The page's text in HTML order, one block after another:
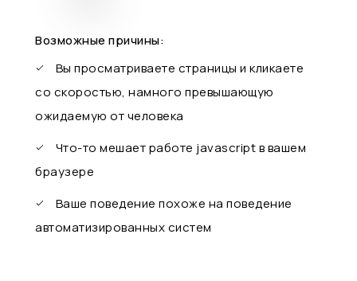
Возможные причины:
Вы просматриваете страницы и кликаете
со скоростью, намного превышающую
ожидаемую от человека
Что-то мешает работе javascript в вашем
браузере
Ваше поведение похоже на поведение
автоматизированных систем